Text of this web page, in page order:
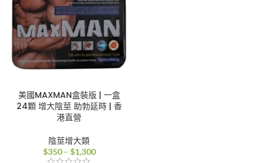
美國MAXMAN盒裝版 | 一盒
24顆 增大陰莖 助勃延時 | 香
港直營
陰莖增大類
$350 – $1,300價